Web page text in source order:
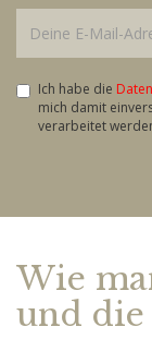
Ich habe die
mich damit
verarbeitet
Wie
und